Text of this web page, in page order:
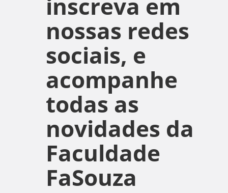
nossas redes
sociais, e
acompanhe
todas as
novidades da
Faculdade
FaSouza